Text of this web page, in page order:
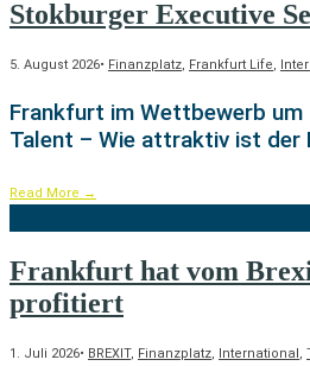
Stokburger Executive
5. August 2026• Finanzplatz, Frankfurt Life,
Frankfurt im Wettbewerb um
Talent – Wie attraktiv ist der
Read More →
Frankfurt hat vom
profitiert
1. Juli 2026• BREXIT, Finanzplatz, International ,